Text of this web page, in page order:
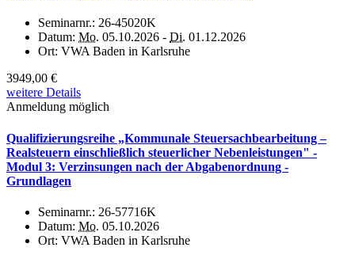
Seminarnr.: 26-45020K
Datum: Mo. 05.10.2026 - Di. 01.12.2026
Ort: VWA Baden in Karlsruhe
3949,00 €
weitere Details
Anmeldung möglich
Qualifizierungsreihe „Kommunale Steuersachbearbeitung –
Realsteuern einschließlich steuerlicher Nebenleistungen" -
Modul 3: Verzinsungen nach der Abgabenordnung -
Grundlagen
Seminarnr.: 26-57716K
Datum: Mo. 05.10.2026
Ort: VWA Baden in Karlsruhe